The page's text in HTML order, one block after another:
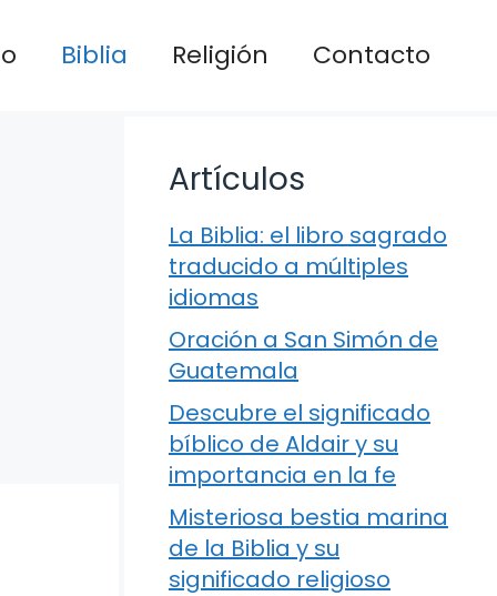
Biblia Religión Contacto
Artículos
La Biblia: el libro sagrado
traducido a múltiples
idiomas
Oración a San Simón de
Guatemala
Descubre el significado
bíblico de Aldair y su
importancia en la fe
Misteriosa bestia marina
de la Biblia y su
significado religioso